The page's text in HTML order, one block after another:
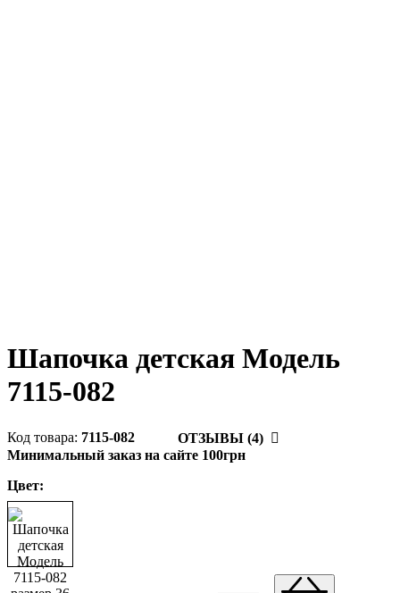
Шапочка детская Модель
7115-082
7115-082
ОТЗЫВЫ (4)
Минимальный заказ на сайте 100грн
Цвет: